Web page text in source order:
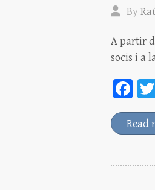
By
A partir
socis i a
Fa
ce
bo
Read